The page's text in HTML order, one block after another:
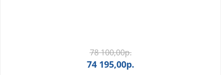
78 100,00р.
74 195,00р.